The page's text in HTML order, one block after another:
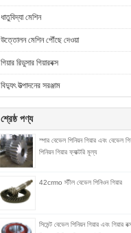
ধাতুবিদ্যা মেশিন
উত্তোলন মেশিন পৌঁছে দেওয়া
গিয়ার রিডুসার গিয়ারবক্স
বিদ্যুৎ উত্পাদনের সরঞ্জাম
শ্রেষ্ঠ পণ্য
স্পার বেভেল পিনিয়ন গিয়ার এবং বেভেল
পিনিয়ন গিয়ার ফ্যাক্টরি মূল্য
42crmo স্টীল বেভেল পিনিওন গিয়ার
সিমেন্ট বেভেল পিনিয়ন গিয়ার এবং গিয়ার